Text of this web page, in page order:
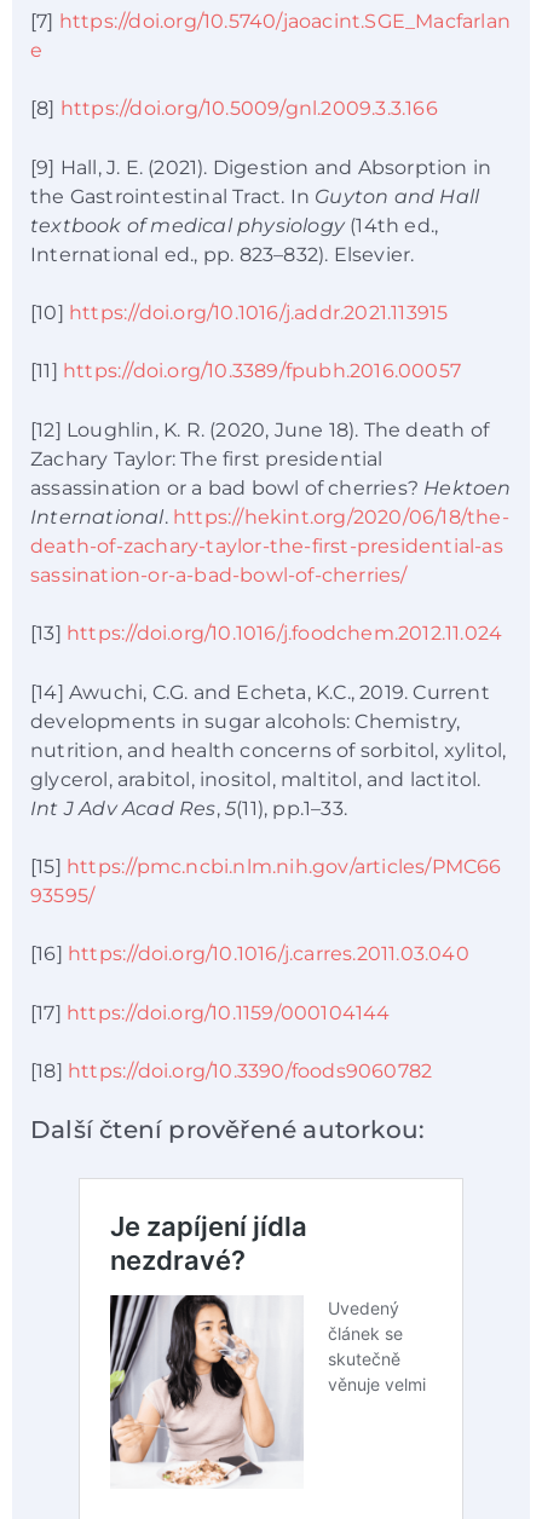
[7] https://doi.org/10.5740/jaoacint.SGE_Macfarlan
e
[8] https://doi.org/10.5009/gnl.2009.3.3.166
[9] Hall, J. E. (2021). Digestion and Absorption in
the Gastrointestinal Tract. In Guyton and Hall
textbook of medical physiology(14th ed.,
International ed., pp. 823–832). Elsevier.
[10] https://doi.org/10.1016/j.addr.2021.113915
[11] https://doi.org/10.3389/fpubh.2016.00057
[12] Loughlin, K. R. (2020, June 18). The death of
Zachary Taylor: The first presidential
assassination or a bad bowl of cherries? Hektoen
International. https://hekint.org/2020/06/18/the-
death-of-zachary-taylor-the-first-presidential-as
sassination-or-a-bad-bowl-of-cherries/
[13] https://doi.org/10.1016/j.foodchem.2012.11.024
[14] Awuchi, C.G. and Echeta, K.C., 2019. Current
developments in sugar alcohols: Chemistry,
nutrition, and health concerns of sorbitol, xylitol,
glycerol, arabitol, inositol, maltitol, and lactitol.
Int J Adv Acad Res,5(11), pp.1–33.
[15] https://pmc.ncbi.nlm.nih.gov/articles/PMC66
93595/
[16] https://doi.org/10.1016/j.carres.2011.03.040
[17] https://doi.org/10.1159/000104144
[18] https://doi.org/10.3390/foods9060782
Další čtení prověřené autorkou: